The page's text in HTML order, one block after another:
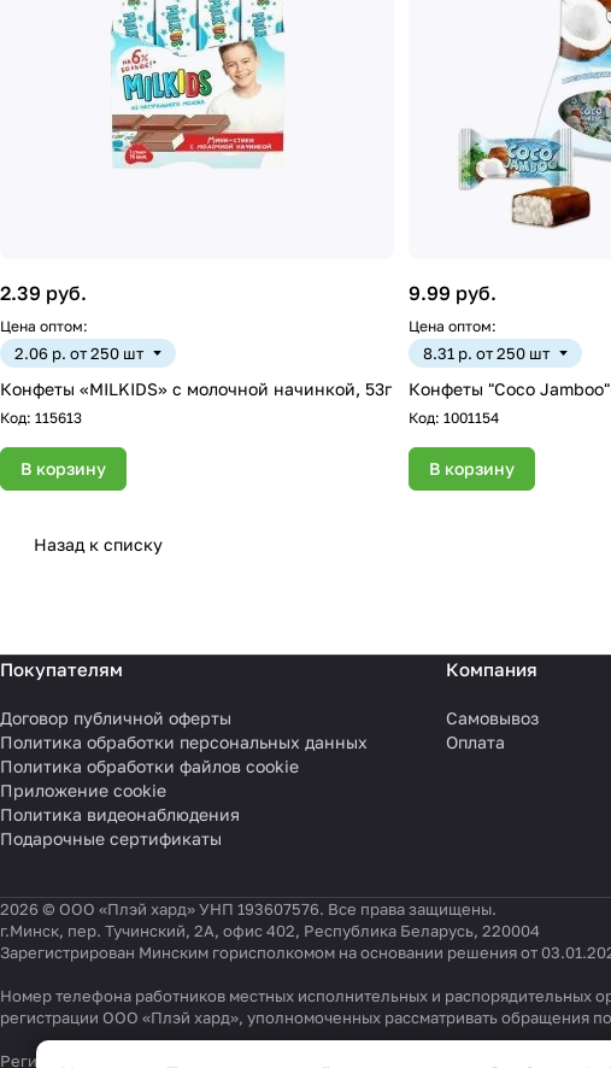
2.39 руб.
Цена оптом:
2.06 р. от 250 шт
Конфеты «MILKIDS» с молочной начинкой, 53г
Код: 115613
В корзину
9.99 руб.
Цена оптом:
8.31 р. от 250 шт
Конфеты "Сосо
Код: 1001154
В корзину
Назад к списку
Покупателям
Договор публичной оферты
Политика обработки персональных данных
Политика обработки файлов cookie
Приложение cookie
Политика видеонаблюдения
Подарочные сертификаты
Компания
Самовывоз
Оплата
2026 © ООО «Плэй хард» УНП 193607576. Все права защищены.
г.Минск, пер. Тучинский, 2А, офис 402, Республика Беларусь, 220004
Зарегистрирован Минским горисполкомом на основании решения от
Номер телефона работников местных исполнительных и распорядительных
регистрации ООО «Плэй хард», уполномоченных рассматривать обращения
Регистрационный номер в Торговом реестре Республики Беларусь 541404 от